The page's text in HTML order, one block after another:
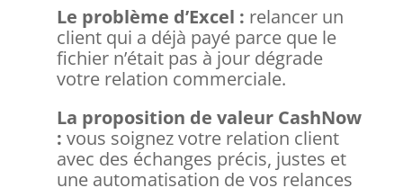
Le problème d’Excel : relancer un
client qui a déjà payé parce que le
fichier n’était pas à jour dégrade
votre relation commerciale.
La proposition de valeur CashNow
: vous soignez votre relation client
avec des échanges précis, justes et
une automatisation de vos relances